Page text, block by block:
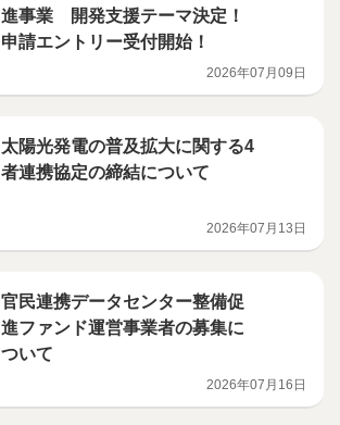
進事業 開発支援テーマ決定！
申請エントリー受付開始！
2026年07月09日
太陽光発電の普及拡大に関する4
者連携協定の締結について
2026年07月13日
官民連携データセンター整備促
進ファンド運営事業者の募集に
ついて
2026年07月16日